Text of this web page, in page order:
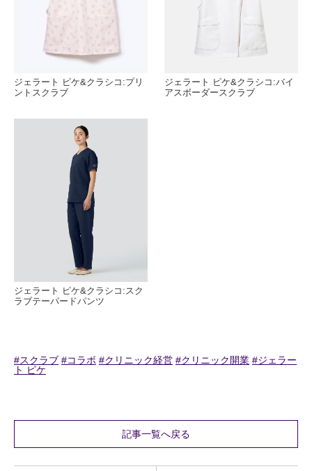
ジェラート ピケ&クラシコ:プリ
ントスクラブ
ジェラート ピケ&クラシコ:バイ
アスボーダースクラブ
ジェラート ピケ&クラシコ:スク
ラブテーパードパンツ
#スクラブ #コラボ #クリニック経営 #クリニック開業 #ジェラー
ト ピケ
記事一覧へ戻る